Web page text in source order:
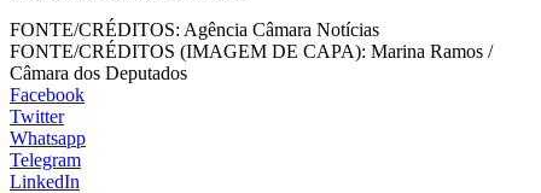
FONTE/CRÉDITOS: Agência Câmara Notícias
FONTE/CRÉDITOS (IMAGEM DE CAPA): Marina Ramos /
Câmara dos Deputados
Facebook
Twitter
Whatsapp
Telegram
LinkedIn